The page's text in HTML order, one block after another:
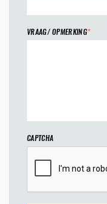
VRAAG/ OPMERKING*
CAPTCHA